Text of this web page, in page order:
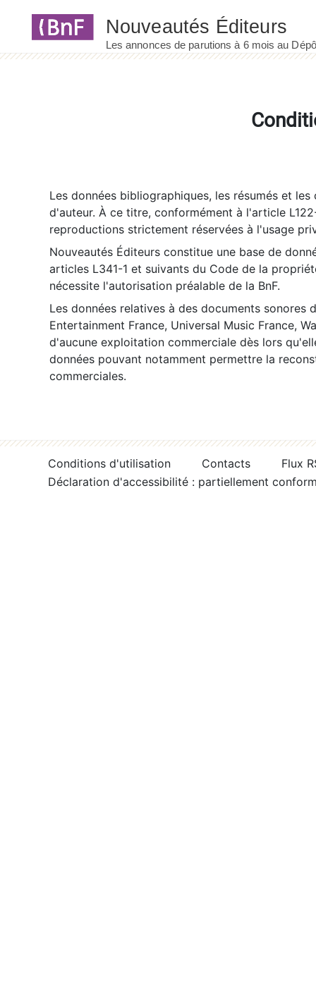
Les données bibliographiques, les résumés et
d'auteur. À ce titre, conformément à l'article
reproductions strictement réservées à l'usage
Nouveautés Éditeurs constitue une base de
articles L341-1 et suivants du Code de la
nécessite l'autorisation préalable de la BnF.
Les données relatives à des documents sonores
Entertainment France, Universal Music France,
d'aucune exploitation commerciale dès lors
données pouvant notamment permettre la
commerciales.
Conditions d'utilisation Contacts
Flux
Déclaration d'accessibilité : partiellement